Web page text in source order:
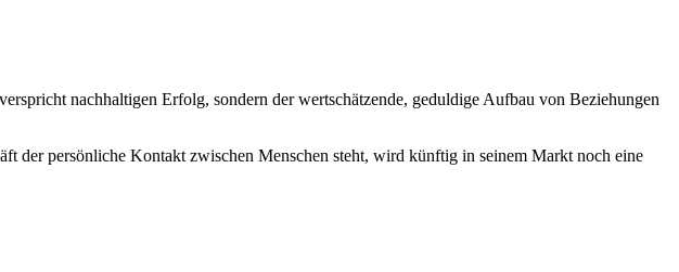
nachhaltigen Erfolg, sondern der wertschätzende, geduldige Aufbau von Beziehungen
der persönliche Kontakt zwischen Menschen steht, wird künftig in seinem Markt noch eine